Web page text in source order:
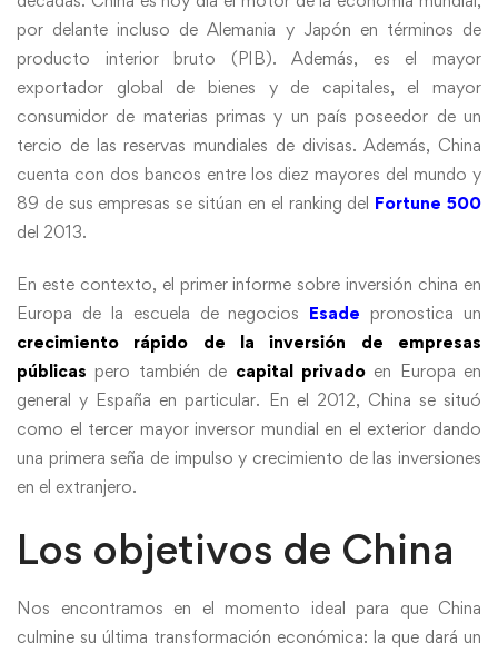
por delante incluso de Alemania y Japón en términos de
producto interior bruto (PIB). Además, es el mayor
exportador global de bienes y de capitales, el mayor
consumidor de materias primas y un país poseedor de un
tercio de las reservas mundiales de divisas. Además, China
cuenta con dos bancos entre los diez mayores del mundo y
89 de sus empresas se sitúan en el ranking del Fortune 500
del 2013.
En este contexto, el primer informe sobre inversión china en
Europa de la escuela de negocios Esade pronostica un
crecimiento rápido de la inversión de empresas
públicas pero también de capital privado en Europa en
general y España en particular. En el 2012, China se situó
como el tercer mayor inversor mundial en el exterior dando
una primera seña de impulso y crecimiento de las inversiones
en el extranjero.
Los objetivos de China
Nos encontramos en el momento ideal para que China
culmine su última transformación económica: la que dará un